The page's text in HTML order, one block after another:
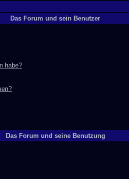
Das Forum und sein Benutzer
habe?
Das Forum und seine Benutzung